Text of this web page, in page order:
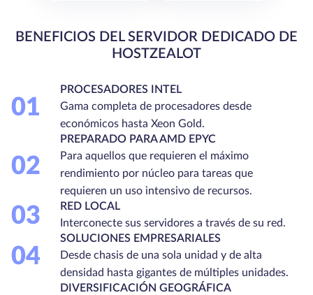
BENEFICIOS DEL SERVIDOR DEDICADO DE
HOSTZEALOT
01
PROCESADORES INTEL
Gama completa de procesadores desde
económicos hasta Xeon Gold.
02
PREPARADO PARA AMD EPYC
Para aquellos que requieren el máximo
rendimiento por núcleo para tareas que
requieren un uso intensivo de recursos.
03
RED LOCAL
Interconecte sus servidores a través de su red.
04
SOLUCIONES EMPRESARIALES
Desde chasis de una sola unidad y de alta
densidad hasta gigantes de múltiples unidades.
DIVERSIFICACIÓN GEOGRÁFICA